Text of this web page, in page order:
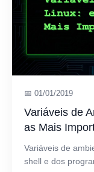
📅 01/01/2019
Variáveis de
as Mais
Variáveis de
shell e dos